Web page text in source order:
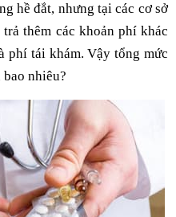
hề đắt, nhưng tại các cơ sở
thêm các khoản phí khác
phí tái khám. Vậy tổng mức
nhiêu?